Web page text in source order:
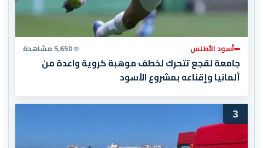
أسود الأطلس 5,650 مشاهدة
جامعة لقجع تتحرك لخطف موهبة كروية واعدة من
ألمانيا وإقناعه بمشروع الأسود
3